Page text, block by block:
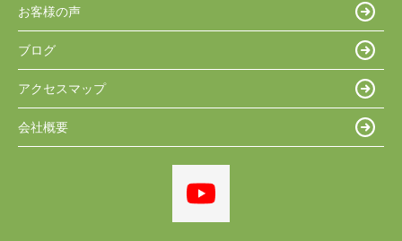
お客様の声
ブログ
アクセスマップ
会社概要